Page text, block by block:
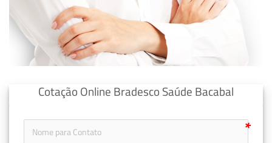
Cotação Online Bradesco Saúde Bacabal